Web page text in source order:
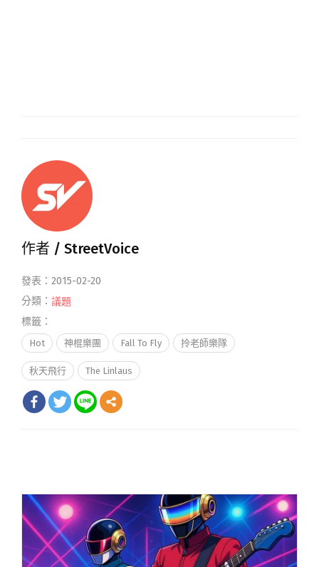
作者 / StreetVoice
發表：2015-02-20
分類： 議題
標籤：
Hot 神棍樂團 Fall To Fly 拎老師樂隊
秋天飛行 The Linlaus